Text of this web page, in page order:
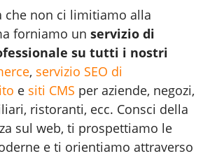
che non ci limitiamo alla
forniamo un servizio di
su tutti i nostri
, servizio SEO di
e siti CMS per aziende, negozi,
ristoranti, ecc. Consci della
sul web, ti prospettiamo le
e ti orientiamo attraverso